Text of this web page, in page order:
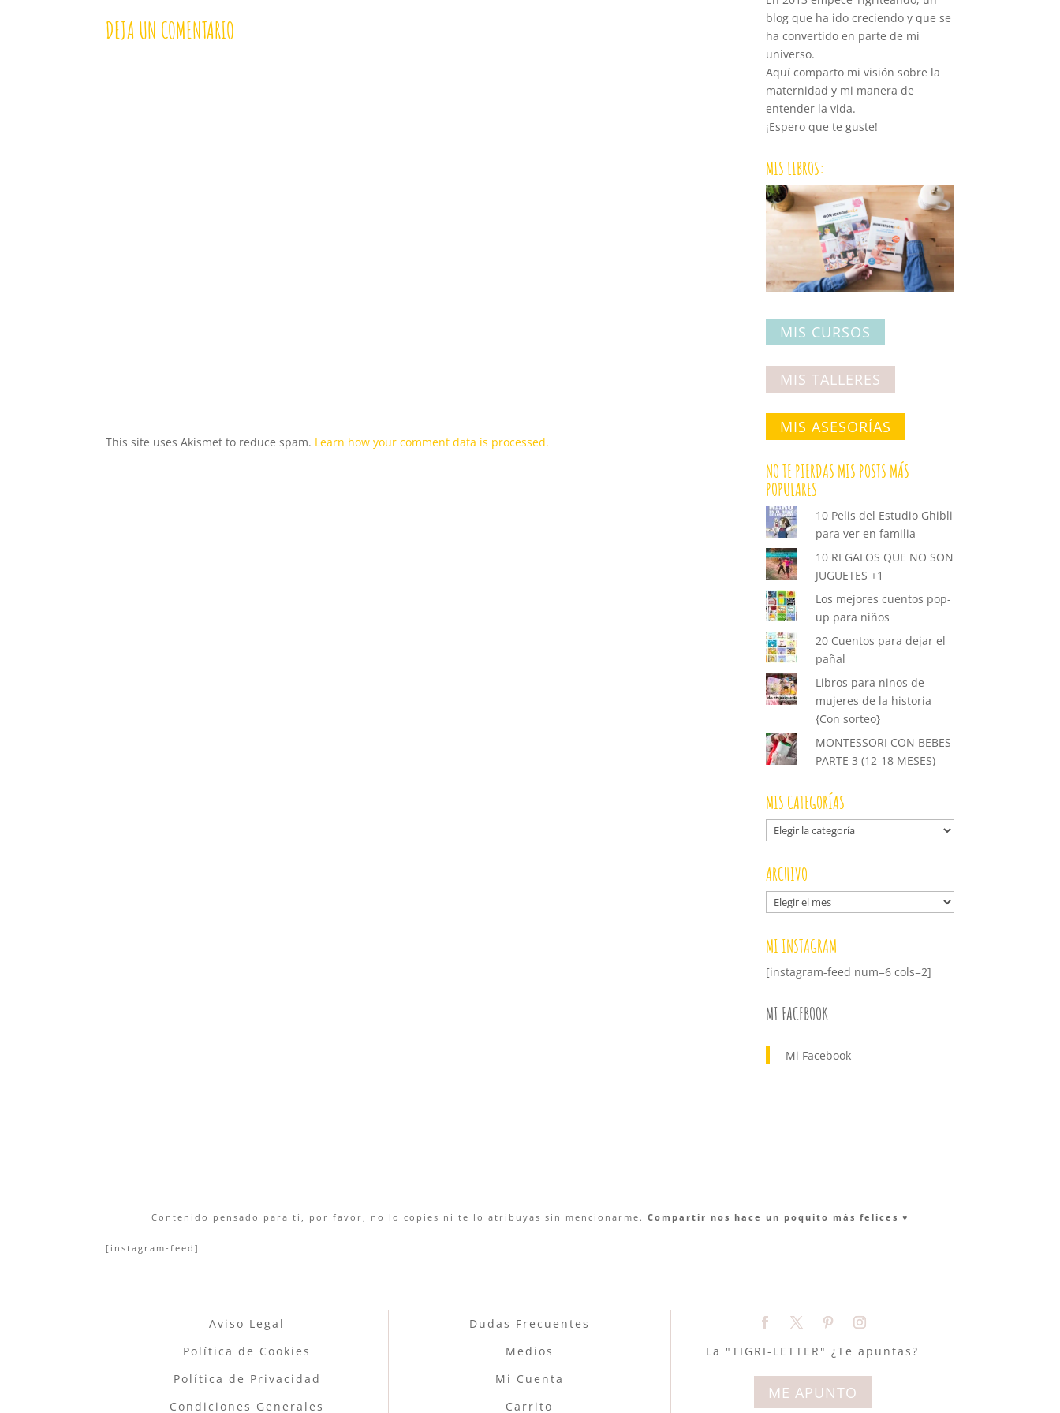
DEJA UN COMENTARIO
This site uses Akismet to reduce spam. Learn how your comment data is processed.
blog que ha ido creciendo y que se
ha convertido en parte de mi
universo.
Aquí comparto mi visión sobre la
maternidad y mi manera de
entender la vida.
¡Espero que te guste!
MIS LIBROS:
MIS CURSOS
MIS TALLERES
MIS ASESORÍAS
NO TE PIERDAS MIS POSTS MÁS
POPULARES
10 Pelis del Estudio Ghibli
para ver en familia
10 REGALOS QUE NO SON
JUGUETES +1
Los mejores cuentos pop-
up para niños
20 Cuentos para dejar el
pañal
Libros para ninos de
mujeres de la historia
{Con sorteo}
MONTESSORI CON BEBES
PARTE 3 (12-18 MESES)
MIS CATEGORÍAS
Mis
categorías
ARCHIVO
Archivo
MI INSTAGRAM
[instagram-feed num=6 cols=2]
MI FACEBOOK
Mi Facebook
Contenido pensado para tí, por favor, no lo copies ni te lo atribuyas sin mencionarme. Compartir nos hace un poquito más felices ♥︎
[instagram-feed]
Aviso Legal
Política de Cookies
Política de Privacidad
Condiciones Generales
Dudas Frecuentes
Medios
Mi Cuenta
Carrito
La "TIGRI-LETTER" ¿Te apuntas?
ME APUNTO